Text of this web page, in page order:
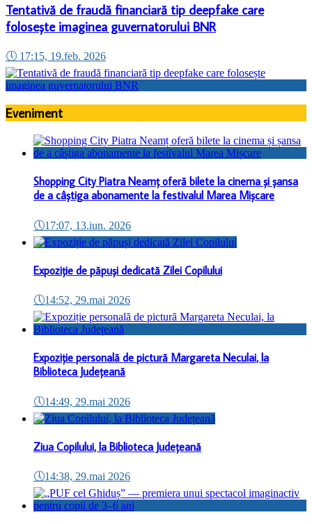
Tentativă de fraudă financiară tip deepfake care
folosește imaginea guvernatorului BNR
🕔 17:15, 19.feb. 2026
Eveniment
Shopping City Piatra Neamț oferă bilete la cinema și șansa
de a câștiga abonamente la festivalul Marea Mișcare
🕔17:07, 13.iun. 2026
Expoziție de păpuși dedicată Zilei Copilului
🕔14:52, 29.mai 2026
Expoziție personală de pictură Margareta Neculai, la
Biblioteca Județeană
🕔14:49, 29.mai 2026
Ziua Copilului, la Biblioteca Județeană
🕔14:38, 29.mai 2026